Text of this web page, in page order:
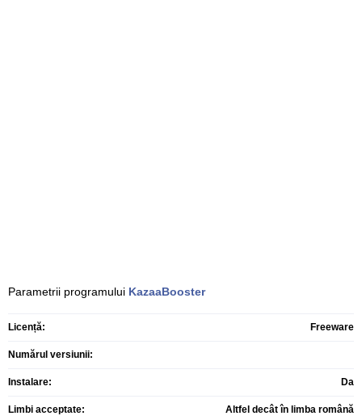
Parametrii programului KazaaBooster
Licență: Freeware
Numărul versiunii:
Instalare: Da
Limbi acceptate: Altfel decât în limba română